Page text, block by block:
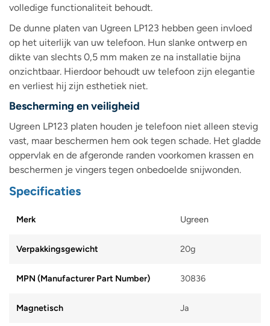
volledige functionaliteit behoudt.
De dunne platen van Ugreen LP123 hebben geen invloed
op het uiterlijk van uw telefoon. Hun slanke ontwerp en
dikte van slechts 0,5 mm maken ze na installatie bijna
onzichtbaar. Hierdoor behoudt uw telefoon zijn elegantie
en verliest hij zijn esthetiek niet.
Bescherming en veiligheid
Ugreen LP123 platen houden je telefoon niet alleen stevig
vast, maar beschermen hem ook tegen schade. Het gladde
oppervlak en de afgeronde randen voorkomen krassen en
beschermen je vingers tegen onbedoelde snijwonden.
Specificaties
Merk Ugreen
Verpakkingsgewicht 20g
MPN (Manufacturer Part Number) 30836
Magnetisch Ja